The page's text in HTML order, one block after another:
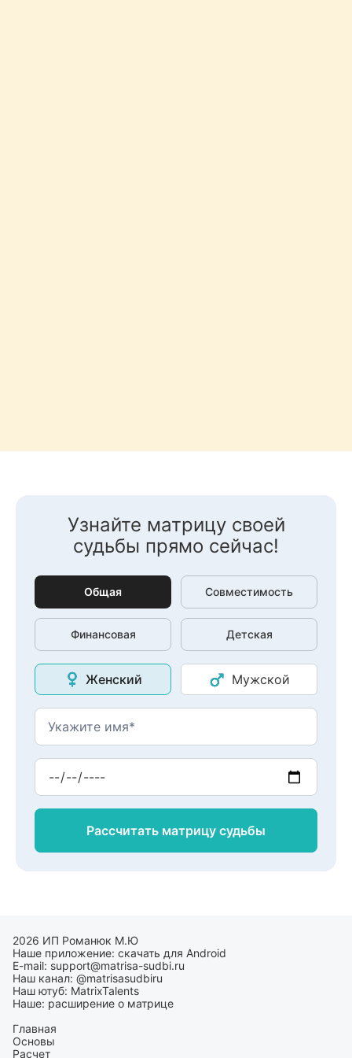
Узнайте матрицу своей
судьбы прямо сейчас!
Общая Совместимость
Финансовая Детская
Женский Мужской
Рассчитать матрицу судьбы
2026 ИП Романюк М.Ю
Наше приложение: скачать для Android
E-mail: support@matrisa-sudbi.ru
Наш канал: @matrisasudbiru
Наш ютуб: MatrixTalents
Наше: расширение о матрице
Главная
Основы
Расчет